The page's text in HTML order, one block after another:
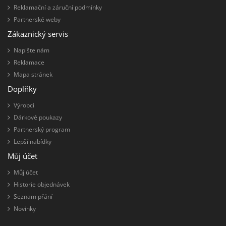
Reklamační a záruční podmínky
Partnerské weby
Zákaznický servis
Napište nám
Reklamace
Mapa stránek
Doplňky
Výrobci
Dárkové poukazy
Partnerský program
Lepší nabídky
Můj účet
Můj účet
Historie objednávek
Seznam přání
Novinky